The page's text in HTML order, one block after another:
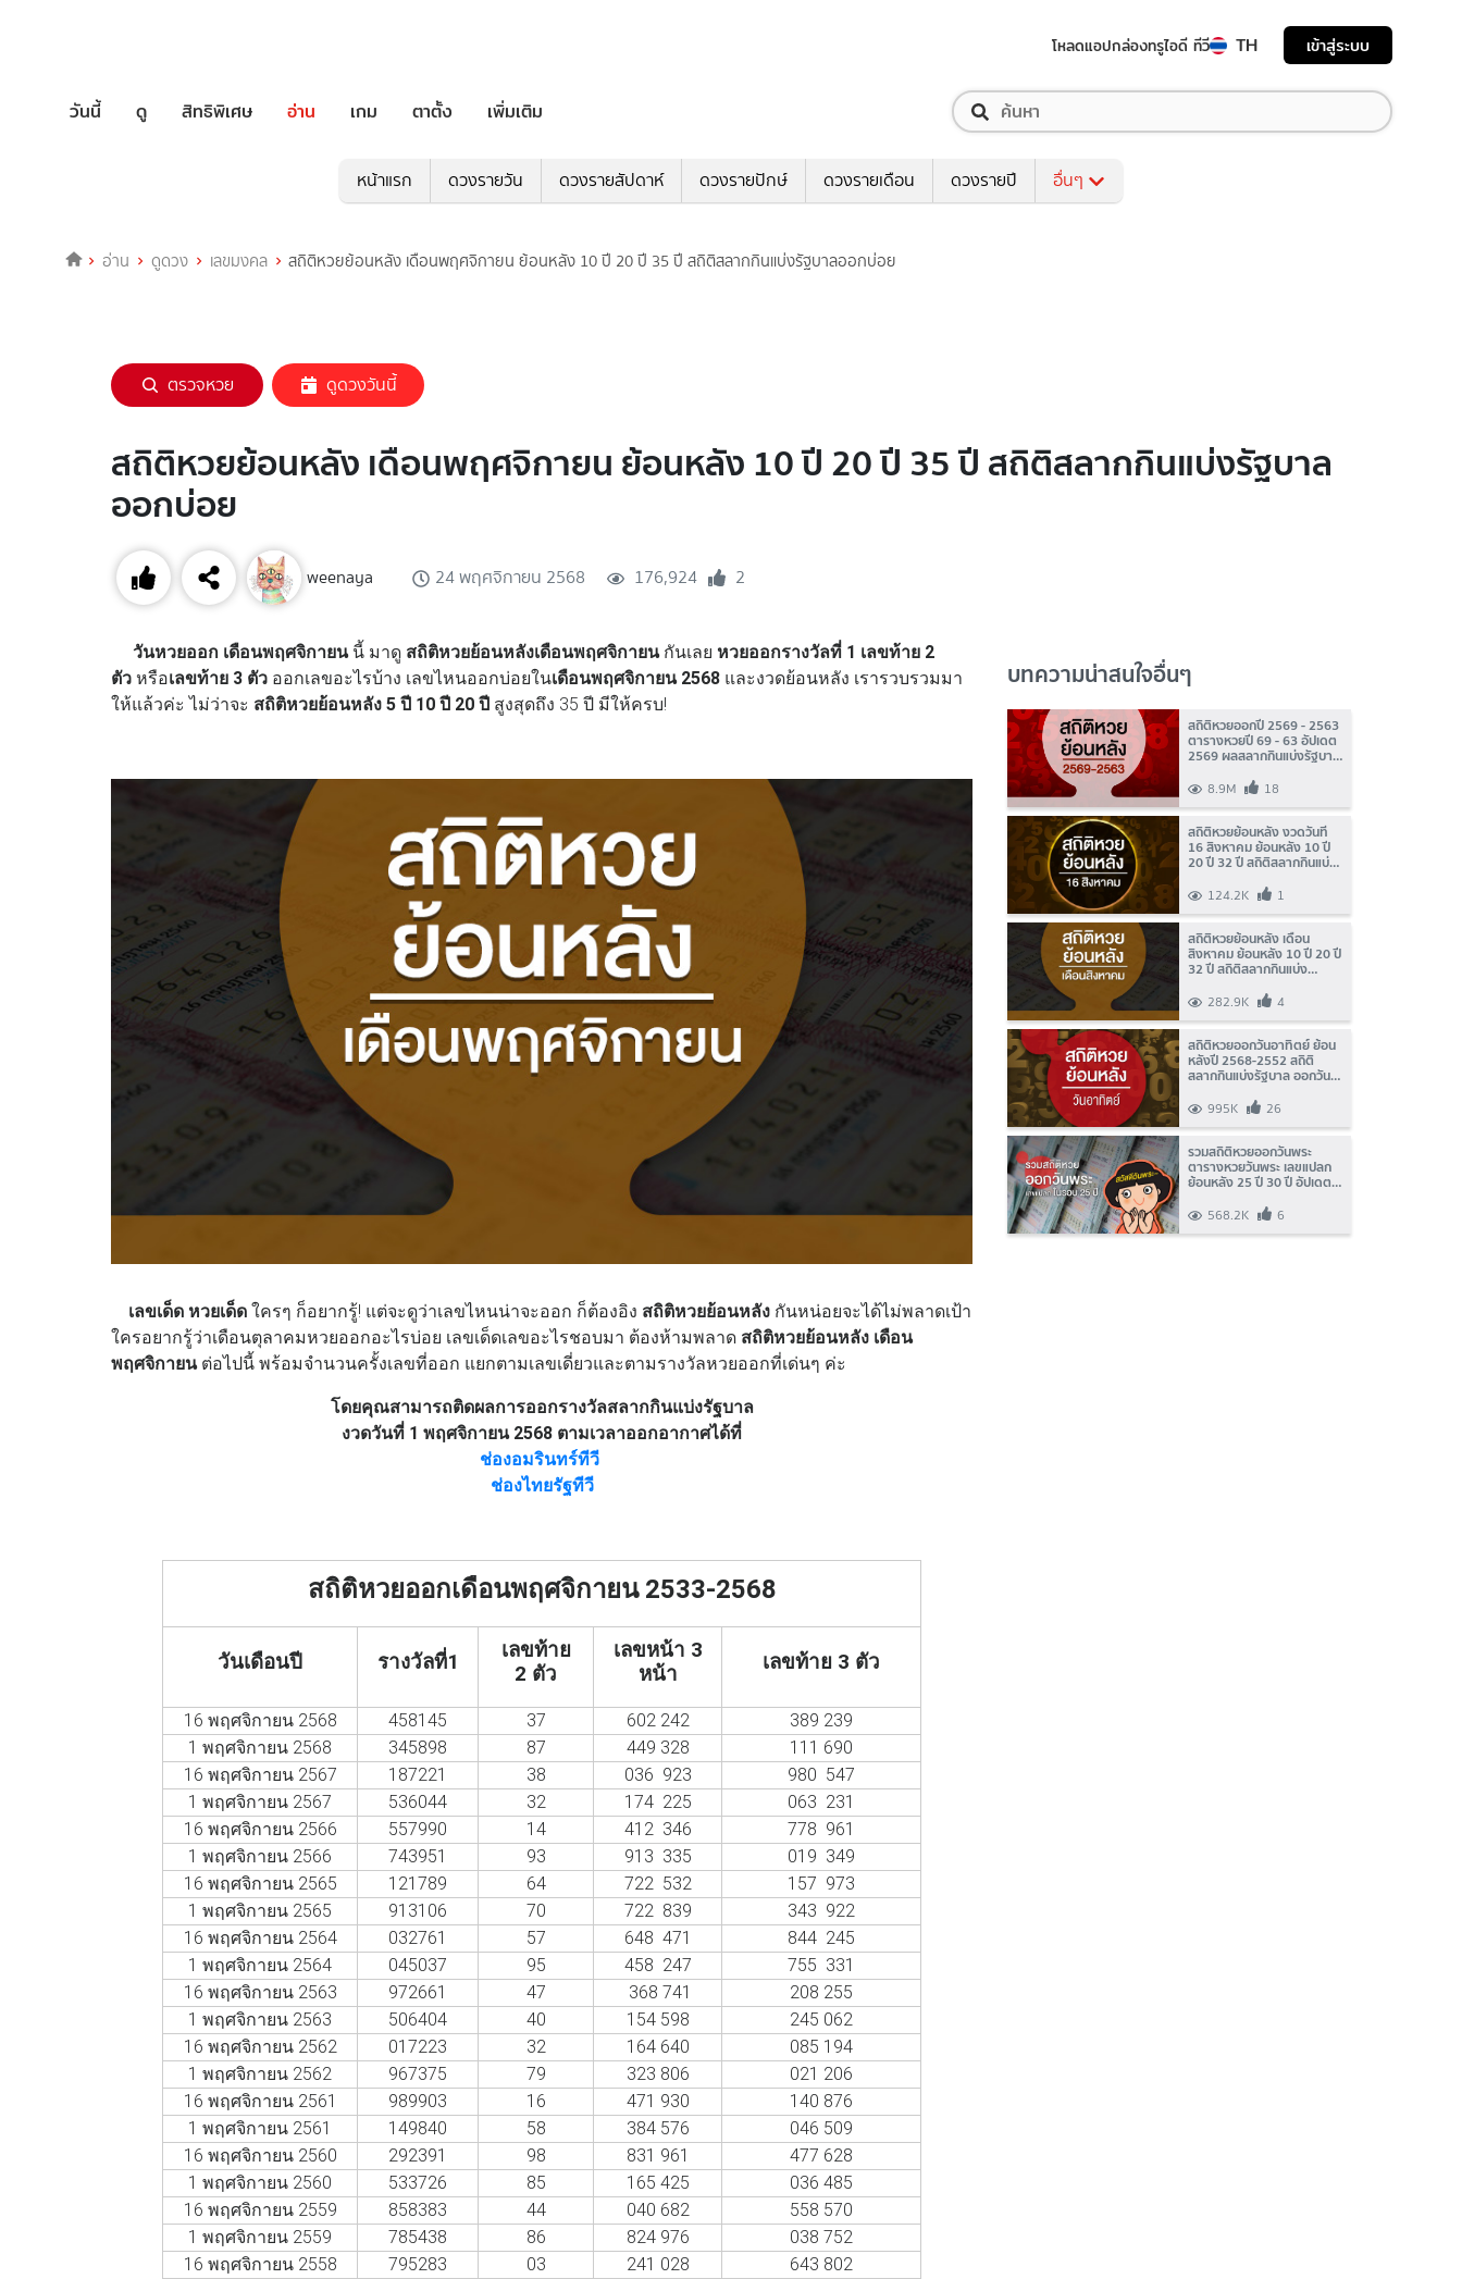
โหลดแอปกล่องทรูไอดี ทีวี TH เข้าสู่ระบบ
วันนี้ ดู สิทธิพิเศษ อ่าน เกม ตาตั้ง เพิ่มเติม
หน้าแรก ดวงรายวัน ดวงรายสัปดาห์ ดวงรายปักษ์ ดวงรายเดือน ดวงรายปี อื่นๆ
อ่าน ดูดวง เลขมงคล สถิติหวยย้อนหลัง เดือนพฤศจิกายน ย้อนหลัง 10 ปี 20 ปี 35 ปี สถิติสลากกินแบ่งรัฐบาลออกบ่อย
ตรวจหวย ดูดวงวันนี้
สถิติหวยย้อนหลัง เดือนพฤศจิกายน ย้อนหลัง 10 ปี 20 ปี 35 ปี สถิติสลากกินแบ่งรัฐบาล
ออกบ่อย
weenaya 24 พฤศจิกายน 2568 176,924 2
วันหวยออก เดือนพฤศจิกายนนี้ มาดู สถิติหวยย้อนหลังเดือนพฤศจิกายน กันเลย หวยออกรางวัลที่ 1 เลขท้าย 2
ตัว หรือเลขท้าย 3 ตัว ออกเลขอะไรบ้าง เลขไหนออกบ่อยในเดือนพฤศจิกายน 2568 และงวดย้อนหลัง เรารวบรวมมา
ให้แล้วค่ะ ไม่ว่าจะ สถิติหวยย้อนหลัง 5 ปี 10 ปี 20 ปี สูงสุดถึง 35 ปี มีให้ครบ!
เลขเด็ด หวยเด็ด ใครๆ ก็อยากรู้! แต่จะดูว่าเลขไหนน่าจะออก ก็ต้องอิง สถิติหวยย้อนหลัง กันหน่อยจะได้ไม่พลาดเป้า
ใครอยากรู้ว่าเดือนตุลาคมหวยออกอะไรบ่อย เลขเด็ดเลขอะไรชอบมา ต้องห้ามพลาด สถิติหวยย้อนหลัง เดือน
พฤศจิกายนต่อไปนี้ พร้อมจำนวนครั้งเลขที่ออก แยกตามเลขเดี่ยวและตามรางวัลหวยออกที่เด่นๆ ค่ะ
โดยคุณสามารถติดผลการออกรางวัลสลากกินแบ่งรัฐบาล
งวดวันที่ 1 พฤศจิกายน 2568 ตามเวลาออกอากาศได้ที่
ช่องอมรินทร์ทีวี
ช่องไทยรัฐทีวี
สถิติหวยออกเดือนพฤศจิกายน 2533-2568
วันเดือนปี รางวัลที่1
เลขท้าย
2 ตัว
เลขหน้า 3
หน้า
เลขท้าย 3 ตัว
16 พฤศจิกายน 2568 458145 37 602 242
389 239
1 พฤศจิกายน 2568
345898 87 449 328
111 690
16 พฤศจิกายน 2567
187221 38 036 923
980 547
1 พฤศจิกายน 2567
536044 32 174 225
063 231
16 พฤศจิกายน 2566
557990 14 412 346
778 961
1 พฤศจิกายน 2566
743951 93 913 335
019 349
16 พฤศจิกายน 2565
121789 64 722 532
157 973
1 พฤศจิกายน 2565
913106 70 722 839
343 922
16 พฤศจิกายน 2564
032761 57 648 471
844 245
1 พฤศจิกายน 2564
045037 95 458 247
755 331
16 พฤศจิกายน 2563
972661 47 368 741
208 255
1 พฤศจิกายน 2563
506404 40 154 598
245 062
16 พฤศจิกายน 2562
017223 32 164 640
085 194
1 พฤศจิกายน 2562
967375 79 323 806
021 206
16 พฤศจิกายน 2561
989903 16 471 930
140 876
1 พฤศจิกายน 2561
149840 58 384 576
046 509
16 พฤศจิกายน 2560
292391 98 831 961
477 628
1 พฤศจิกายน 2560
533726 85 165 425
036 485
16 พฤศจิกายน 2559
858383 44 040 682
558 570
1 พฤศจิกายน 2559
785438 86 824 976
038 752
16 พฤศจิกายน 2558
795283 03 241 028
643 802
บทความน่าสนใจอื่นๆ
สถิติหวยออกปี 2569 - 2563
ตารางหวยปี 69 - 63 อัปเดต
2569 ผลสลากกินแบ่งรัฐบาล
8.9M 18
สถิติหวยย้อนหลัง งวดวันที่
16 สิงหาคม ย้อนหลัง 10 ปี
20 ปี 32 ปี สถิติสลากกินแบ่ง
124.2K 1
สถิติหวยย้อนหลัง เดือน
สิงหาคม ย้อนหลัง 10 ปี 20 ปี
32 ปี สถิติสลากกินแบ่ง
282.9K 4
สถิติหวยออกวันอาทิตย์ ย้อน
หลังปี 2568-2552 สถิติ
สลากกินแบ่งรัฐบาล ออกวัน
995K 26
รวมสถิติหวยออกวันพระ
ตารางหวยวันพระ เลขแปลก
ย้อนหลัง 25 ปี 30 ปี อัปเดต
568.2K 6